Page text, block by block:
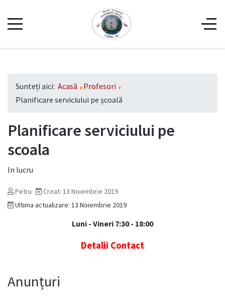
Sunteți aici: Acasă
Profesori
Planificare serviciului pe școală
Planificare serviciului pe
scoala
In lucru
Petru
Creat: 13 Noiembrie 2019
Ultima actualizare: 13 Noiembrie 2019
Luni - Vineri 7:30 - 18:00
Detalii Contact
Anunțuri